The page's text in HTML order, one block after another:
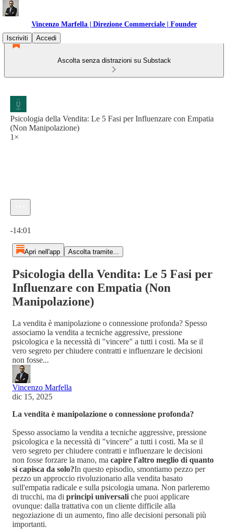
Vincenzo Marfella | Direzione Commerciale | Founder
Iscriviti
Accedi
Ascolta senza distrazioni su Substack
Psicologia della Vendita: Le 5 Fasi per Influenzare con Empatia
(Non Manipolazione)
1×
-14:01
Apri nell'app Ascolta tramite...
Psicologia della Vendita: Le 5 Fasi per
Influenzare con Empatia (Non
Manipolazione)
La vendita è manipolazione o connessione profonda? Spesso
associamo la vendita a tecniche aggressive, pressione
psicologica e la necessità di "vincere" a tutti i costi. Ma se il
vero segreto per chiudere contratti e influenzare le decisioni
non fosse...
Vincenzo Marfella
dic 15, 2025
La vendita è manipolazione o connessione profonda?
Spesso associamo la vendita a tecniche aggressive, pressione
psicologica e la necessità di "vincere" a tutti i costi. Ma se il
vero segreto per chiudere contratti e influenzare le decisioni
non fosse forzare la mano, ma capire l'altro meglio di quanto
si capisca da solo?In questo episodio, smontiamo pezzo per
pezzo un approccio rivoluzionario alla vendita basato
sull'empatia radicale e sulla psicologia umana. Non parleremo
di trucchi, ma di principi universali che puoi applicare
ovunque: dalla trattativa con un cliente difficile alla
negoziazione di un aumento, fino alle decisioni personali più
importanti.